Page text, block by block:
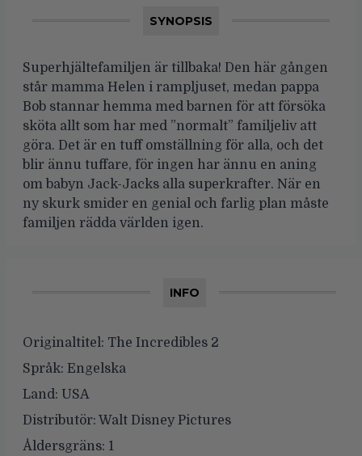
SYNOPSIS
Superhjältefamiljen är tillbaka! Den här gången
står mamma Helen i rampljuset, medan pappa
Bob stannar hemma med barnen för att försöka
sköta allt som har med ”normalt” familjeliv att
göra. Det är en tuff omställning för alla, och det
blir ännu tuffare, för ingen har ännu en aning
om babyn Jack-Jacks alla superkrafter. När en
ny skurk smider en genial och farlig plan måste
familjen rädda världen igen.
INFO
Originaltitel: The Incredibles 2
Språk: Engelska
Land: USA
Distributör: Walt Disney Pictures
Åldersgräns: 1